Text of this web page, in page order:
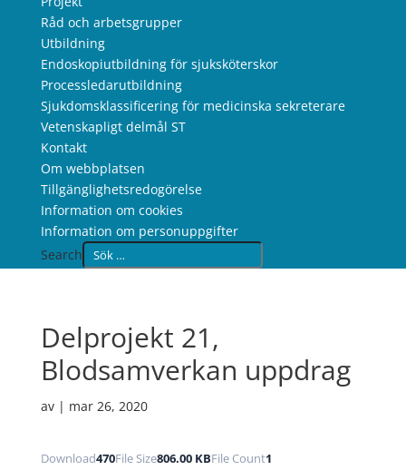
Råd och arbetsgrupper
Utbildning
Endoskopiutbildning för sjuksköterskor
Processledarutbildning
Sjukdomsklassificering för medicinska sekreterare
Vetenskapligt delmål ST
Kontakt
Om webbplatsen
Tillgänglighetsredogörelse
Information om cookies
Information om personuppgifter
Search
Delprojekt 21,
Blodsamverkan uppdrag
av | mar 26, 2020
Download470File Size806.00 KBFile Count1